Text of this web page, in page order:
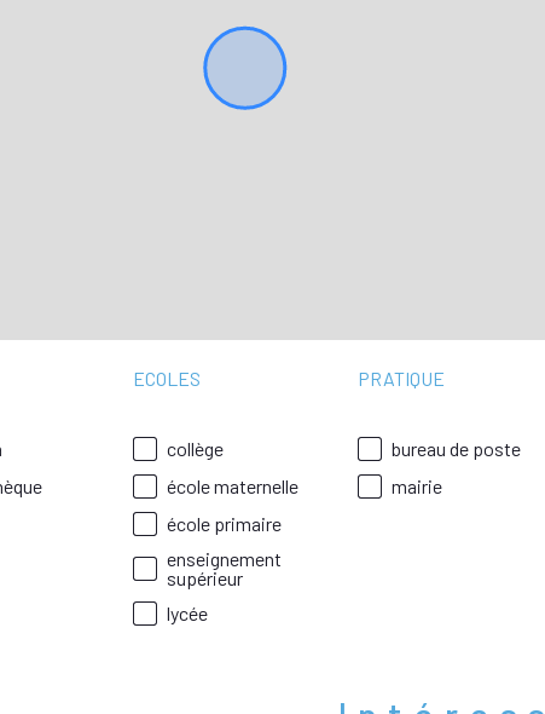
ECOLES
collège
école maternelle
école primaire
enseignement
supérieur
lycée
PRATIQUE
bureau de poste
mairie